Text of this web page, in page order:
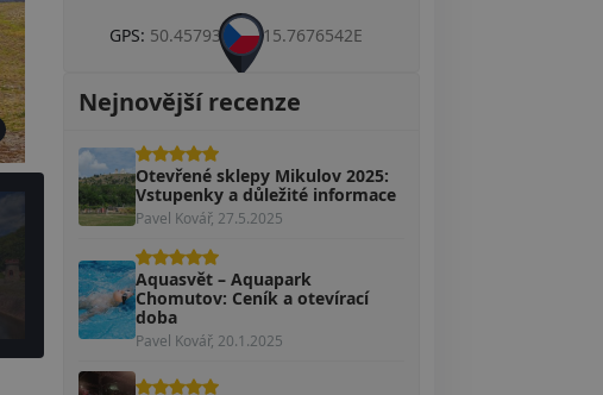
GPS: 50.4579365N, 15.7676542E
Nejnovější recenze
Otevřené sklepy Mikulov 2025:
Vstupenky a důležité informace
Pavel Kovář, 27.5.2025
Aquasvět – Aquapark
Chomutov: Ceník a otevírací
doba
Pavel Kovář, 20.1.2025